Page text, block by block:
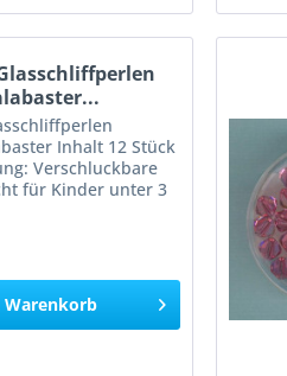
Inhalt 12 Stück
Verschluckbare
für Kinder unter 3
Warenkorb